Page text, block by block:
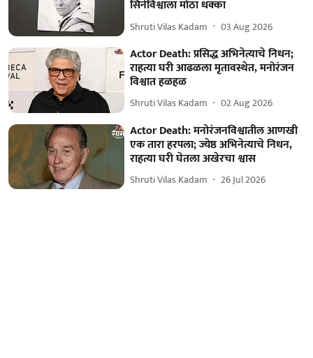
सिनेविश्वाला मोठा धक्का
Shruti Vilas Kadam 03 Aug 2026
Actor Death: प्रसिद्ध अभिनेत्याचे निधन;
राहत्या घरी आढळला मृतावस्थेत, मनोरंजन
विश्वात हळहळ
Shruti Vilas Kadam 02 Aug 2026
Actor Death: मनोरंजनविश्वातील आणखी
एक तारा हरपला; ज्येष्ठ अभिनेत्याचे निधन,
राहत्या घरी घेतला अखेरचा श्वास
Shruti Vilas Kadam 26 Jul 2026